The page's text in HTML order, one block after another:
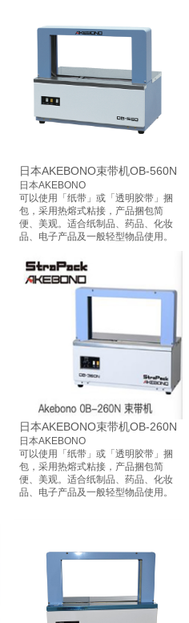
日本AKEBONO束带机OB-560N
日本AKEBONO
可以使用「纸带」或「透明胶带」捆
包，采用热熔式粘接，产品捆包简
便、美观。适合纸制品、药品、化妆
品、电子产品及一般轻型物品使用。
日本AKEBONO束带机OB-260N
日本AKEBONO
可以使用「纸带」或「透明胶带」捆
包，采用热熔式粘接，产品捆包简
便、美观。适合纸制品、药品、化妆
品、电子产品及一般轻型物品使用。